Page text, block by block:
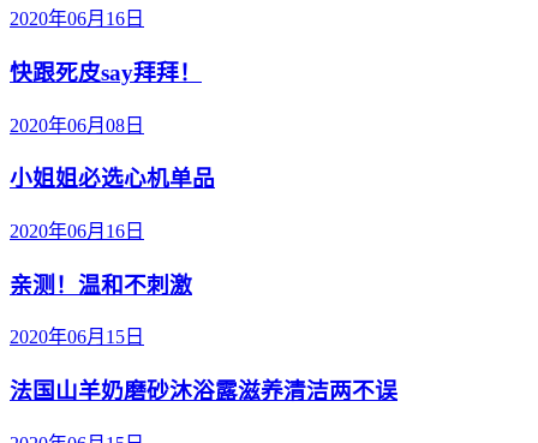
2020年06月16日
快跟死皮say拜拜！
2020年06月08日
小姐姐必选心机单品
2020年06月16日
亲测！温和不刺激
2020年06月15日
法国山羊奶磨砂沐浴露滋养清洁两不误